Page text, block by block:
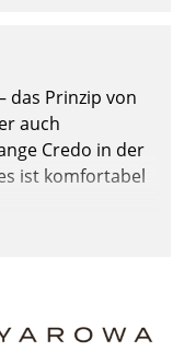
das Prinzip von
auch
Credo in der
ist komfortabel